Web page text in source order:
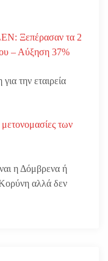
Ξεπέρασαν τα 2
– Αύξηση 37%
την εταιρεία
των
η Δόμβρενα ή
αλλά δεν